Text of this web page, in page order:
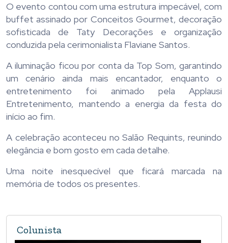
O evento contou com uma estrutura impecável, com
buffet assinado por Conceitos Gourmet, decoração
sofisticada de Taty Decorações e organização
conduzida pela cerimonialista Flaviane Santos.
A iluminação ficou por conta da Top Som, garantindo
um cenário ainda mais encantador, enquanto o
entretenimento foi animado pela Applausi
Entretenimento, mantendo a energia da festa do
início ao fim.
A celebração aconteceu no Salão Requints, reunindo
elegância e bom gosto em cada detalhe.
Uma noite inesquecível que ficará marcada na
memória de todos os presentes.
Colunista